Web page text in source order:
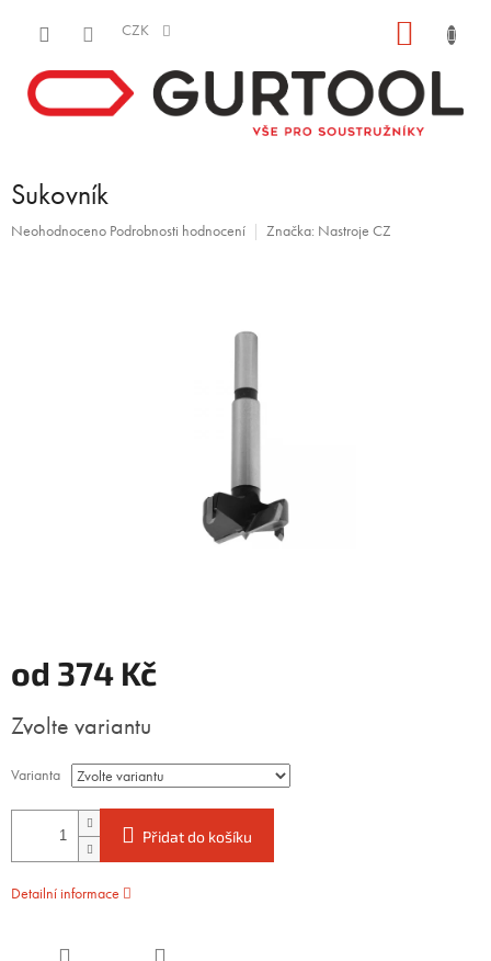
CZK
Sukovník
Průměrné
Neohodnoceno Podrobnosti hodnocení Značka: Nastroje CZ
od 374 Kč
cena:
Zvolte variantu
Varianta
Přidat do košíku
Detailní informace